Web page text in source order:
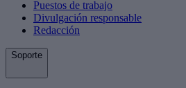
Puestos de trabajo
Divulgación responsable
Redacción
Soporte